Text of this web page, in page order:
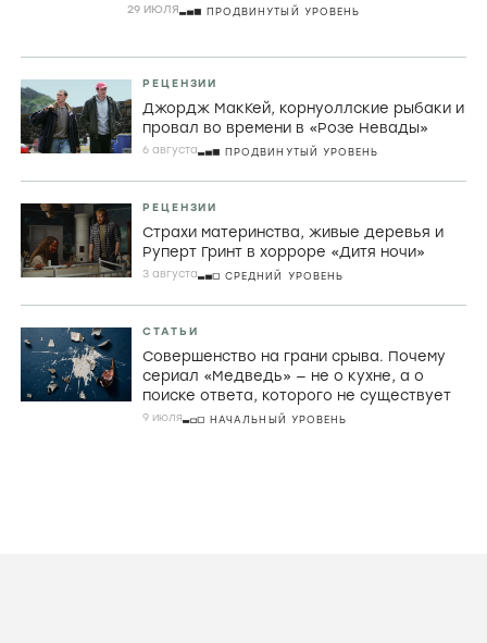
29 ИЮЛЯ ПРОДВИНУТЫЙ УРОВЕНЬ
РЕЦЕНЗИИ
Джордж МакКей, корнуоллские рыбаки и
провал во времени в «Розе Невады»
6 августа ПРОДВИНУТЫЙ УРОВЕНЬ
РЕЦЕНЗИИ
Страхи материнства, живые деревья и
Руперт Гринт в хорроре «Дитя ночи»
3 августа СРЕДНИЙ УРОВЕНЬ
СТАТЬИ
Совершенство на грани срыва. Почему
сериал «Медведь» — не о кухне, а о
поиске ответа, которого не существует
9 июля НАЧАЛЬНЫЙ УРОВЕНЬ